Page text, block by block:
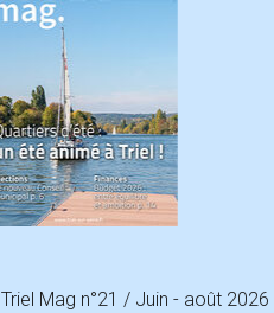
Triel Mag n°21 / Juin - août 2026